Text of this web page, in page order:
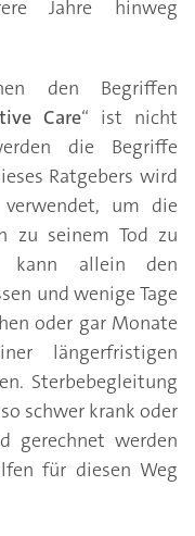
Jahre hinweg
den Begriffen
Care“ ist nicht
die Begriffe
Ratgebers wird
verwendet, um die
zu seinem Tod zu
kann allein den
und wenige Tage
oder gar Monate
längerfristigen
Sterbebegleitung
schwer krank oder
gerechnet werden
für diesen Weg